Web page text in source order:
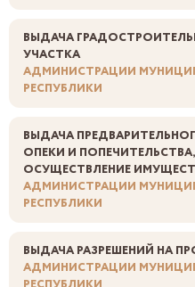
ВЫДАЧА
УЧАСТКА
АДМИНИСТРАЦИИ
РЕСПУБЛИКИ
ВЫДАЧА
ОПЕКИ И
ОСУЩЕСТВЛЕНИЕ
АДМИНИСТРАЦИИ
РЕСПУБЛИКИ
ВЫДАЧА РАЗРЕШЕНИЙ НА
АДМИНИСТРАЦИИ